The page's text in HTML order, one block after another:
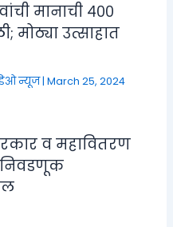
मानाची ४००
मोठ्या उत्साहात
न्यूज|March 25, 2024
व महावितरण
निवडणूक